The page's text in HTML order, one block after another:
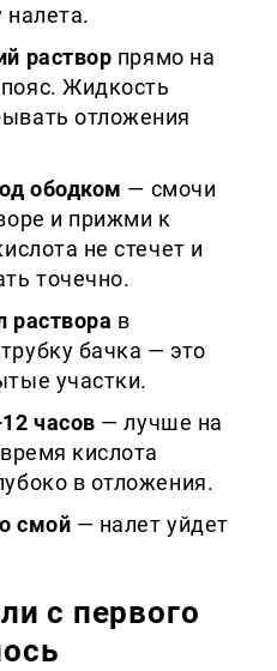
налета.
раствор прямо на
Жидкость
отложения
ободком — смочи
и прижми к
не стечет и
точечно.
раствора в
бачка — это
участки.
часов — лучше на
кислота
в отложения.
смой — налет уйдет
с первого